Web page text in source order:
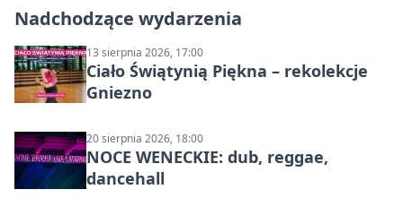
Nadchodzące wydarzenia
13 sierpnia 2026, 17:00
Ciało Świątynią Piękna – rekolekcje
Gniezno
20 sierpnia 2026, 18:00
NOCE WENECKIE: dub, reggae,
dancehall